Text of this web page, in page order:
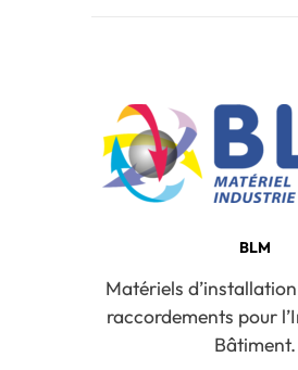
BLM
Matériels
raccordements pour
Bâtiment.